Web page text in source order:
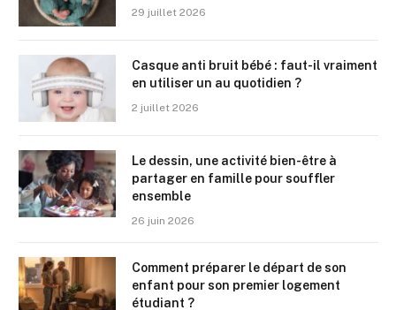
29 juillet 2026
Casque anti bruit bébé : faut-il vraiment
en utiliser un au quotidien ?
2 juillet 2026
Le dessin, une activité bien-être à
partager en famille pour souffler
ensemble
26 juin 2026
Comment préparer le départ de son
enfant pour son premier logement
étudiant ?